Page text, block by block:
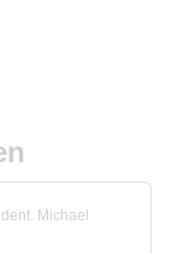
Michael